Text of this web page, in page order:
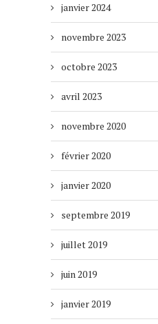
janvier 2024
novembre 2023
octobre 2023
avril 2023
novembre 2020
février 2020
janvier 2020
septembre 2019
juillet 2019
juin 2019
janvier 2019